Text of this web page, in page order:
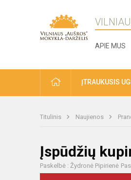
APIE MUS
ĮTRAUKUSIS
Titulinis Naujienos
Įspūdžių
Paskelbė : Žydronė Pipirienė